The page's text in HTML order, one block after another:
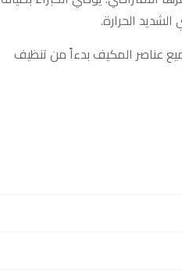
الحرارة.
عناصر المكيف بدءاً من تنظيف